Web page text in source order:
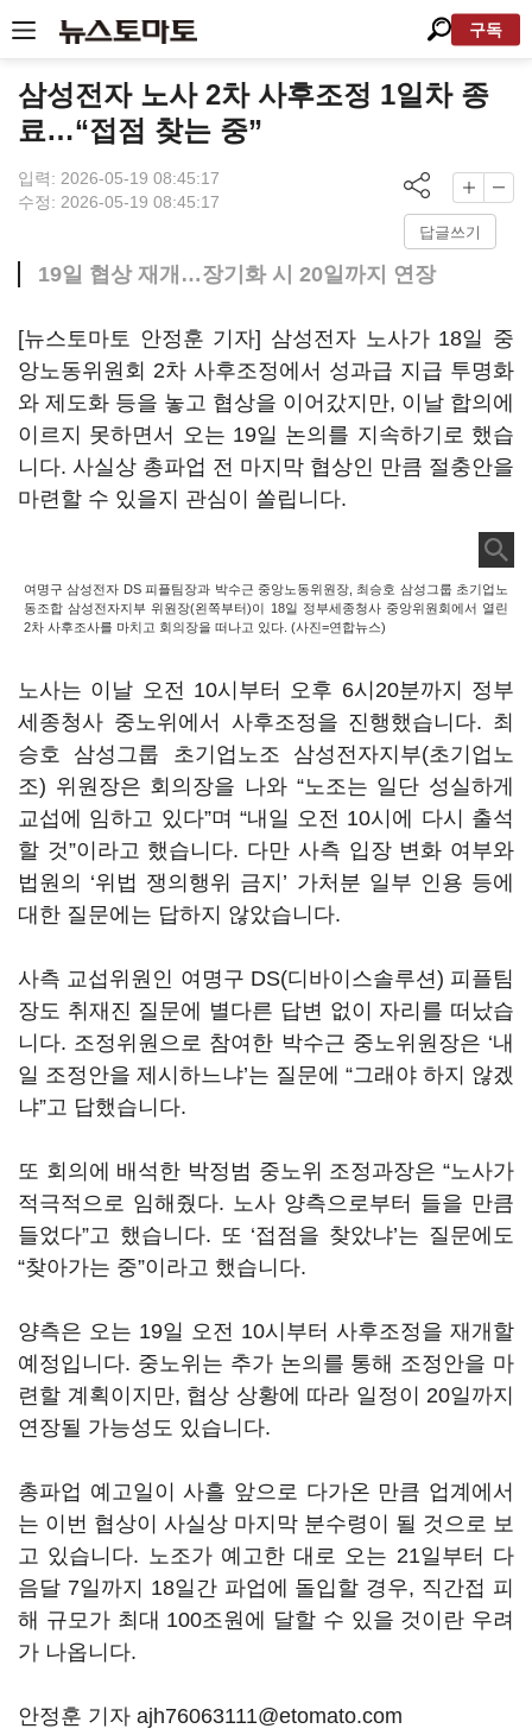
구독
삼성전자 노사 2차 사후조정 1일차 종
료…“접점 찾는 중”
입력: 2026-05-19 08:45:17
수정: 2026-05-19 08:45:17
답글쓰기
19일 협상 재개…장기화 시 20일까지 연장
[뉴스토마토 안정훈 기자] 삼성전자 노사가 18일 중
앙노동위원회 2차 사후조정에서 성과급 지급 투명화
와 제도화 등을 놓고 협상을 이어갔지만, 이날 합의에
이르지 못하면서 오는 19일 논의를 지속하기로 했습
니다. 사실상 총파업 전 마지막 협상인 만큼 절충안을
마련할 수 있을지 관심이 쏠립니다.
여명구 삼성전자 DS 피플팀장과 박수근 중앙노동위원장, 최승호 삼성그룹 초기업노
동조합 삼성전자지부 위원장(왼쪽부터)이 18일 정부세종청사 중앙위원회에서 열린
2차 사후조사를 마치고 회의장을 떠나고 있다. (사진=연합뉴스)
노사는 이날 오전 10시부터 오후 6시20분까지 정부
세종청사 중노위에서 사후조정을 진행했습니다. 최
승호 삼성그룹 초기업노조 삼성전자지부(초기업노
조) 위원장은 회의장을 나와 “노조는 일단 성실하게
교섭에 임하고 있다”며 “내일 오전 10시에 다시 출석
할 것”이라고 했습니다. 다만 사측 입장 변화 여부와
법원의 ‘위법 쟁의행위 금지’ 가처분 일부 인용 등에
대한 질문에는 답하지 않았습니다.
사측 교섭위원인 여명구 DS(디바이스솔루션) 피플팀
장도 취재진 질문에 별다른 답변 없이 자리를 떠났습
니다. 조정위원으로 참여한 박수근 중노위원장은 ‘내
일 조정안을 제시하느냐’는 질문에 “그래야 하지 않겠
냐”고 답했습니다.
또 회의에 배석한 박정범 중노위 조정과장은 “노사가
적극적으로 임해줬다. 노사 양측으로부터 들을 만큼
들었다”고 했습니다. 또 ‘접점을 찾았냐’는 질문에도
“찾아가는 중”이라고 했습니다.
양측은 오는 19일 오전 10시부터 사후조정을 재개할
예정입니다. 중노위는 추가 논의를 통해 조정안을 마
련할 계획이지만, 협상 상황에 따라 일정이 20일까지
연장될 가능성도 있습니다.
총파업 예고일이 사흘 앞으로 다가온 만큼 업계에서
는 이번 협상이 사실상 마지막 분수령이 될 것으로 보
고 있습니다. 노조가 예고한 대로 오는 21일부터 다
음달 7일까지 18일간 파업에 돌입할 경우, 직간접 피
해 규모가 최대 100조원에 달할 수 있을 것이란 우려
가 나옵니다.
안정훈 기자 ajh76063111@etomato.com